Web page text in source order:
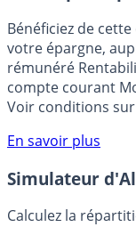
🎁 Bon plan
Bénéficiez de
votre épargne,
rémunéré
compte courant
Voir conditions sur
En savoir plus
Simulateur